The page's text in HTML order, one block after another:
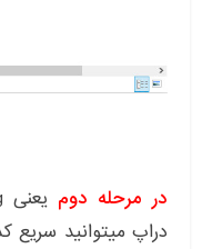
در مرحله دوم
دراپ میتوانید سریع